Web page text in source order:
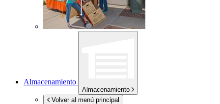
Almacenamiento
Almacenamiento
Volver al menú principal